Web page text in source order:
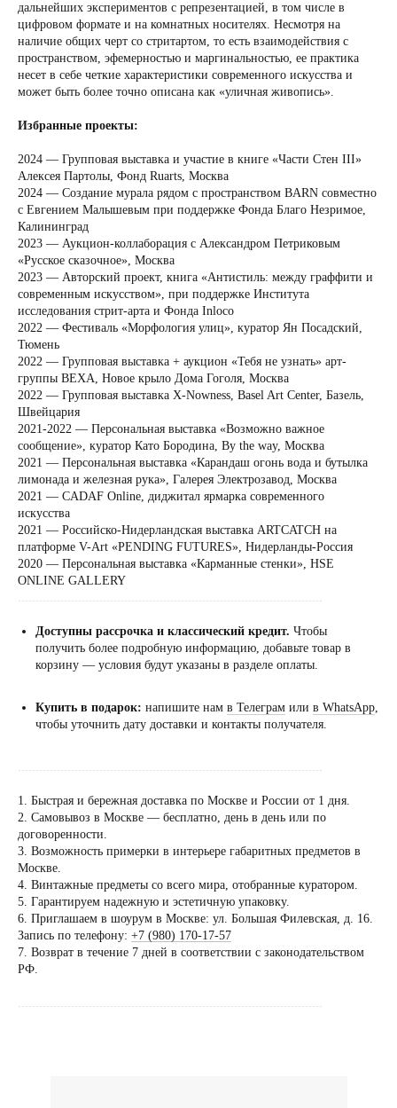
дальнейших экспериментов с репрезентацией, в том числе в
цифровом формате и на комнатных носителях. Несмотря на
наличие общих черт со стритартом, то есть взаимодействия с
пространством, эфемерностью и маргинальностью, ее практика
несет в себе четкие характеристики современного искусства и
может быть более точно описана как «уличная живопись».
Избранные проекты:
2024 — Групповая выставка и участие в книге «Части Стен III»
Алексея Партолы, Фонд Ruarts, Москва
2024 — Создание мурала рядом с пространством BARN совместно
с Евгением Малышевым при поддержке Фонда Благо Незримое,
Калининград
2023 — Аукцион-коллаборация с Александром Петриковым
«Русское сказочное», Москва
2023 — Авторский проект, книга «Антистиль: между граффити и
современным искусством», при поддержке Института
исследования стрит-арта и Фонда Inloсo
2022 — Фестиваль «Морфология улиц», куратор Ян Посадский,
Тюмень
2022 — Групповая выставка + аукцион «Тебя не узнать» арт-
группы ВЕХА, Новое крыло Дома Гоголя, Москва
2022 — Групповая выставка X-Nowness, Basel Art Center, Базель,
Швейцария
2021-2022 — Персональная выставка «Возможно важное
сообщение», куратор Като Бородина, By the way, Москва
2021 — Персональная выставка «Карандаш огонь вода и бутылка
лимонада и железная рука», Галерея Электрозавод, Москва
2021 — CADAF Online, диджитал ярмарка современного
искусства
2021 — Российско-Нидерландская выставка ARTCATCH на
платформе V-Art «PENDING FUTURES», Нидерланды-Россия
2020 — Персональная выставка «Карманные стенки», HSE
ONLINE GALLERY
......................................................................................
Доступны рассрочка и классический кредит. Чтобы
получить более подробную информацию, добавьте товар в
корзину — условия будут указаны в разделе оплаты.
Купить в подарок: напишите нам в Телеграм или в WhatsApp,
чтобы уточнить дату доставки и контакты получателя.
......................................................................................
1. Быстрая и бережная доставка по Москве и России от 1 дня.
2. Самовывоз в Москве — бесплатно, день в день или по
договоренности.
3. Возможность примерки в интерьере габаритных предметов в
Москве.
4. Винтажные предметы со всего мира, отобранные куратором.
5. Гарантируем надежную и эстетичную упаковку.
6. Приглашаем в шоурум в Москве: ул. Большая Филевская, д. 16.
Запись по телефону: +7 (980) 170-17-57
7. Возврат в течение 7 дней в соответствии с законодательством
РФ.
......................................................................................
Вы можете
коллекционеру,
по предварительной